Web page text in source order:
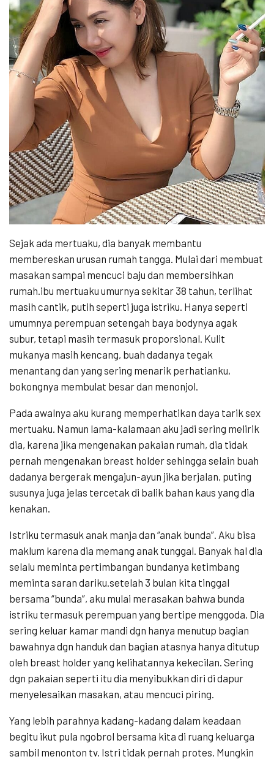
Sejak ada mertuaku, dia banyak membantu
membereskan urusan rumah tangga. Mulai dari membuat
masakan sampai mencuci baju dan membersihkan
rumah.ibu mertuaku umurnya sekitar 38 tahun, terlihat
masih cantik, putih seperti juga istriku. Hanya seperti
umumnya perempuan setengah baya bodynya agak
subur, tetapi masih termasuk proporsional. Kulit
mukanya masih kencang, buah dadanya tegak
menantang dan yang sering menarik perhatianku,
bokongnya membulat besar dan menonjol.
Pada awalnya aku kurang memperhatikan daya tarik sex
mertuaku. Namun lama-kalamaan aku jadi sering melirik
dia, karena jika mengenakan pakaian rumah, dia tidak
pernah mengenakan breast holder sehingga selain buah
dadanya bergerak mengajun-ayun jika berjalan, puting
susunya juga jelas tercetak di balik bahan kaus yang dia
kenakan.
Istriku termasuk anak manja dan “anak bunda”. Aku bisa
maklum karena dia memang anak tunggal. Banyak hal dia
selalu meminta pertimbangan bundanya ketimbang
meminta saran dariku.setelah 3 bulan kita tinggal
bersama “bunda”, aku mulai merasakan bahwa bunda
istriku termasuk perempuan yang bertipe menggoda. Dia
sering keluar kamar mandi dgn hanya menutup bagian
bawahnya dgn handuk dan bagian atasnya hanya ditutup
oleh breast holder yang kelihatannya kekecilan. Sering
dgn pakaian seperti itu dia menyibukkan diri di dapur
menyelesaikan masakan, atau mencuci piring.
Yang lebih parahnya kadang-kadang dalam keadaan
begitu ikut pula ngobrol bersama kita di ruang keluarga
sambil menonton tv. Istri tidak pernah protes. Mungkin